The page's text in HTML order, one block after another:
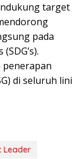
target
pada
penerapan
di seluruh lini
Leader